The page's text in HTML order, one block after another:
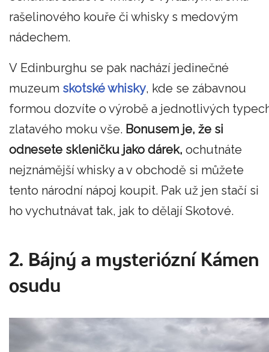
rašelinového kouře či whisky s medovým
nádechem.
V Edinburghu se pak nachází jedinečné
muzeum skotské whisky, kde se zábavnou
formou dozvíte o výrobě a jednotlivých
zlatavého moku vše. Bonusem je, že si
odnesete skleničku jako dárek, ochutnáte
nejznámější whisky a v obchodě si můžete
tento národní nápoj koupit. Pak už jen stačí si
ho vychutnávat tak, jak to dělají Skotové.
2. Bájný a mysteriózní Kámen
osudu